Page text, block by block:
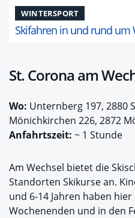
WINTERSPORT
Skifahren in und rund um
St. Corona am
Wo: Unternberg 197, 2880
Mönichkirchen 226, 2872
Anfahrtszeit: ~ 1 Stunde
Am Wechsel bietet die
Standorten Skikurse an.
und 6-14 Jahren haben
Wochenenden und in den